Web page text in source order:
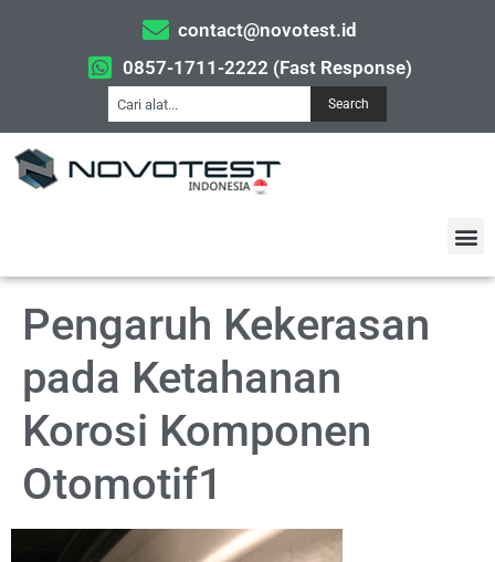
contact@novotest.id
0857-1711-2222 (Fast Response)
Search
Pengaruh Kekerasan
pada Ketahanan
Korosi Komponen
Otomotif1